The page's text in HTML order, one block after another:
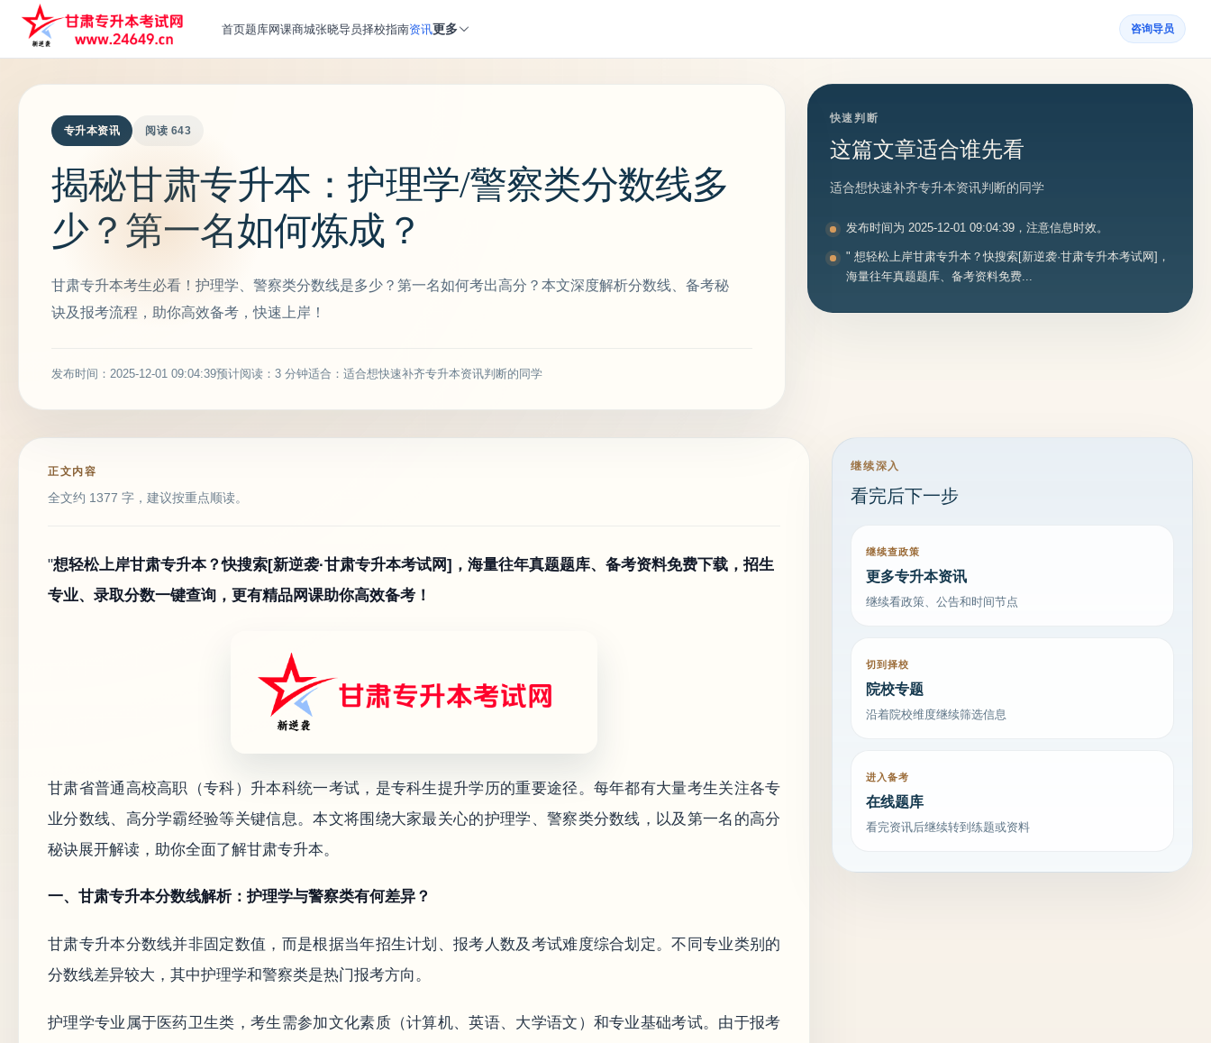
首页题库网课商城张晓导员择校指南资讯更多 咨询导员
专升本资讯 阅读 643
揭秘甘肃专升本：护理学/警察类分数线多
少？第一名如何炼成？
甘肃专升本考生必看！护理学、警察类分数线是多少？第一名如何考出高分？本文深度解析分数线、备考秘
诀及报考流程，助你高效备考，快速上岸！
发布时间：2025-12-01 09:04:39预计阅读：3 分钟适合：适合想快速补齐专升本资讯判断的同学
快速判断
这篇文章适合谁先看
适合想快速补齐专升本资讯判断的同学
发布时间为 2025-12-01 09:04:39，注意信息时效。
" 想轻松上岸甘肃专升本？快搜索[新逆袭·甘肃专升本考试网]，
海量往年真题题库、备考资料免费...
正文内容
全文约 1377 字，建议按重点顺读。
"想轻松上岸甘肃专升本？快搜索[新逆袭·甘肃专升本考试网]，海量往年真题题库、备考资料免费下载，招生
专业、录取分数一键查询，更有精品网课助你高效备考！
甘肃省普通高校高职（专科）升本科统一考试，是专科生提升学历的重要途径。每年都有大量考生关注各专
业分数线、高分学霸经验等关键信息。本文将围绕大家最关心的护理学、警察类分数线，以及第一名的高分
秘诀展开解读，助你全面了解甘肃专升本。
一、甘肃专升本分数线解析：护理学与警察类有何差异？
甘肃专升本分数线并非固定数值，而是根据当年招生计划、报考人数及考试难度综合划定。不同专业类别的
分数线差异较大，其中护理学和警察类是热门报考方向。
护理学专业属于医药卫生类，考生需参加文化素质（计算机、英语、大学语文）和专业基础考试。由于报考
继续深入
看完后下一步
继续查政策
更多专升本资讯
继续看政策、公告和时间节点
切到择校
院校专题
沿着院校维度继续筛选信息
进入备考
在线题库
看完资讯后继续转到练题或资料